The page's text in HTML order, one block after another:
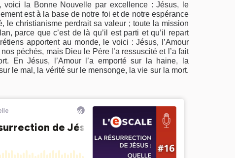
voici la Bonne Nouvelle par excellence : Jésus, le
est à la base de notre foi et de notre espérance
le christianisme perdrait sa valeur ; toute la mission
parce que c’est de là qu’il est parti et qu’il repart
apportent au monde, le voici : Jésus, l’Amour
péchés, mais Dieu le Père l’a ressuscité et l’a fait
En Jésus, l’Amour l’a emporté sur la haine, la
le mal, la vérité sur le mensonge, la vie sur la mort.